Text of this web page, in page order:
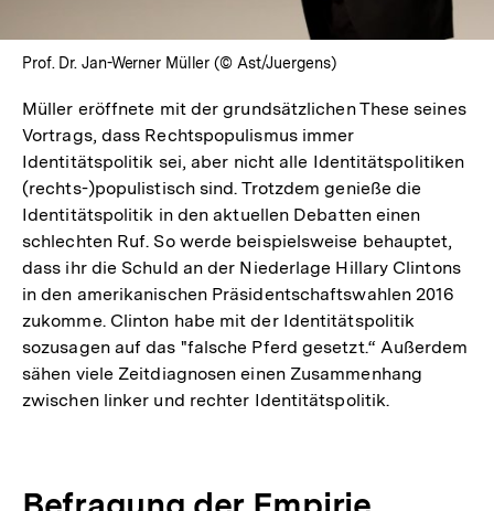
Prof. Dr. Jan-Werner Müller (© Ast/Juergens)
Müller eröffnete mit der grundsätzlichen These seines
Vortrags, dass Rechtspopulismus immer
Identitätspolitik sei, aber nicht alle Identitätspolitiken
(rechts-)populistisch sind. Trotzdem genieße die
Identitätspolitik in den aktuellen Debatten einen
schlechten Ruf. So werde beispielsweise behauptet,
dass ihr die Schuld an der Niederlage Hillary Clintons
in den amerikanischen Präsidentschaftswahlen 2016
zukomme. Clinton habe mit der Identitätspolitik
sozusagen auf das "falsche Pferd gesetzt.“ Außerdem
sähen viele Zeitdiagnosen einen Zusammenhang
zwischen linker und rechter Identitätspolitik.